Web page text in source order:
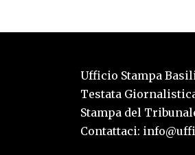
Ufficio Stampa
Testata
Stampa del
Contattaci: